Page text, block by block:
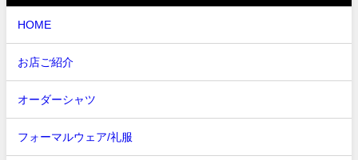
HOME
お店ご紹介
オーダーシャツ
フォーマルウェア/礼服